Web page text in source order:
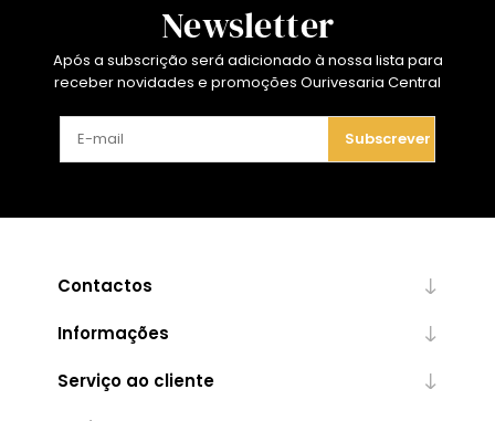
Newsletter
Após a subscrição será adicionado à nossa lista para
receber novidades e promoções Ourivesaria Central
Subscrever
Contactos
Informações
Serviço ao cliente